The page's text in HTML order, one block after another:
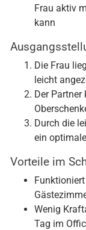
Frau aktiv
kann
Die Frau
leicht
Der
Durch die
ein
Vorteile im
Wenig
Tag im